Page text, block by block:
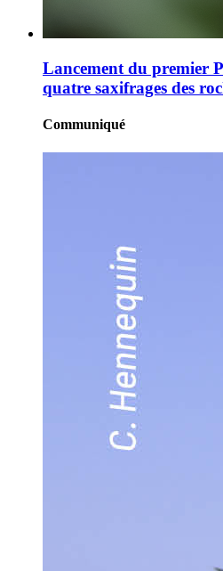
Lancement du premier
quatre saxifrages des
Communiqué